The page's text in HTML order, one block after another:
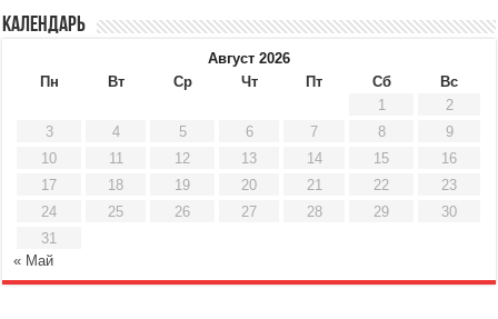
Календарь
Август 2026
Пн
Вт Ср Чт Пт Сб
Вс
1
2
3
4 5 6 7 8
9
10
11 12 13 14 15
16
17
18 19 20 21 22
23
24
25 26 27 28 29
30
31
« Май